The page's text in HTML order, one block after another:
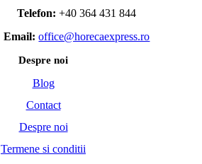
Telefon: +40 364 431 844
Email: office@horecaexpress.ro
Despre noi
Blog
Contact
Despre noi
Termene si conditii